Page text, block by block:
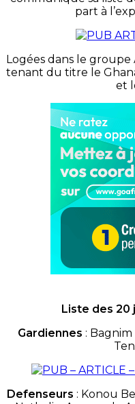
part à
Logées dans le groupe
tenant du titre le
et
Liste des 20
Gardiennes :
Defenseurs : Konou